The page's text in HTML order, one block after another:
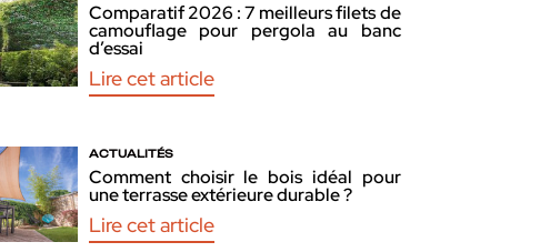
Comparatif 2026 : 7 meilleurs filets de
camouflage pour pergola au banc
d’essai
Lire cet article
ACTUALITÉS
Comment choisir le bois idéal pour
une terrasse extérieure durable ?
Lire cet article